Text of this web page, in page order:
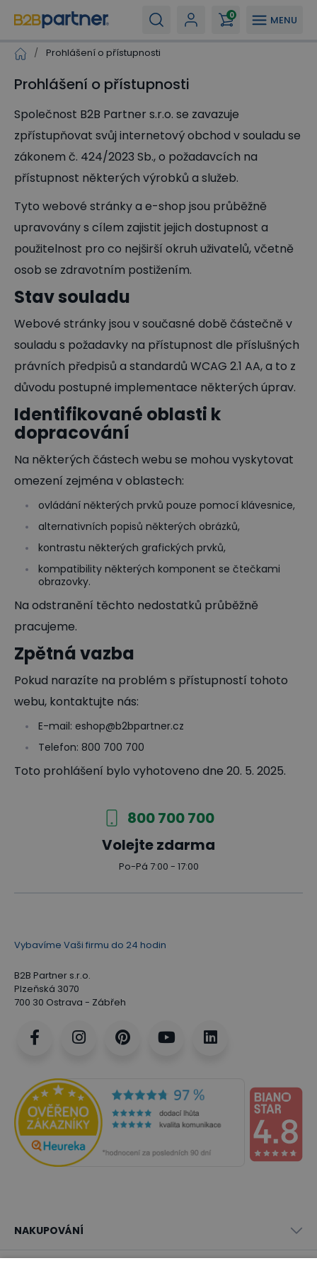
MENU
0
/ Prohlášení o přístupnosti
Prohlášení o přístupnosti
Společnost B2B Partner s.r.o. se zavazuje
zpřístupňovat svůj internetový obchod v souladu se
zákonem č. 424/2023 Sb., o požadavcích na
přístupnost některých výrobků a služeb.
Tyto webové stránky a e-shop jsou průběžně
upravovány s cílem zajistit jejich dostupnost a
použitelnost pro co nejširší okruh uživatelů, včetně
osob se zdravotním postižením.
Stav souladu
Webové stránky jsou v současné době částečně v
souladu s požadavky na přístupnost dle příslušných
právních předpisů a standardů WCAG 2.1 AA, a to z
důvodu postupné implementace některých úprav.
Identifikované oblasti k
dopracování
Na některých částech webu se mohou vyskytovat
omezení zejména v oblastech:
ovládání některých prvků pouze pomocí klávesnice,
alternativních popisů některých obrázků,
kontrastu některých grafických prvků,
kompatibility některých komponent se čtečkami
obrazovky.
Na odstranění těchto nedostatků průběžně
pracujeme.
Zpětná vazba
Pokud narazíte na problém s přístupností tohoto
webu, kontaktujte nás:
E-mail: eshop@b2bpartner.cz
Telefon: 800 700 700
Toto prohlášení bylo vyhotoveno dne 20. 5. 2025.
800 700 700
Volejte zdarma
Po-Pá 7:00 - 17:00
Vybavíme Vaši firmu do 24 hodin
B2B Partner s.r.o.
Plzeňská 3070
700 30 Ostrava - Zábřeh
NAKUPOVÁNÍ
Vše o nákupu